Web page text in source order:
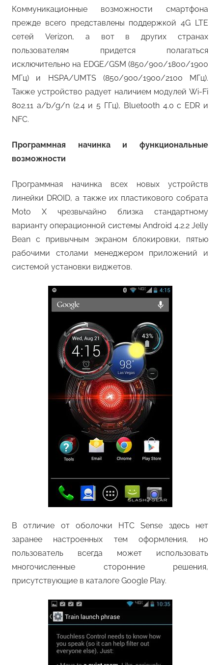
Коммуникационные возможности смартфона
прежде всего представлены поддержкой 4G LTE
сетей Verizon, а вот в других странах
пользователям придется полагаться
исключительно на EDGE/GSM (850/900/1800/1900
МГц) и HSPA/UMTS (850/900/1900/2100 МГц).
Также устройство радует наличием модулей Wi-Fi
802.11 a/b/g/n (2.4 и 5 ГГц), Bluetooth 4.0 с EDR и
NFC.
Программная начинка и функциональные
возможности
Программная начинка всех новых устройств
линейки DROID, а также их пластикового собрата
Moto X чрезвычайно близка стандартному
варианту операционной системы Android 4.2.2 Jelly
Bean с привычным экраном блокировки, пятью
рабочими столами менеджером приложений и
системой установки виджетов.
В отличие от оболочки HTC Sense здесь нет
заранее настроенных тем оформления, но
пользователь всегда может использовать
многочисленные сторонние решения,
присутствующие в каталоге Google Play.